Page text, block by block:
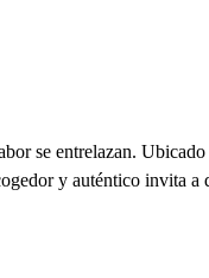
se entrelazan.
y auténtico invita